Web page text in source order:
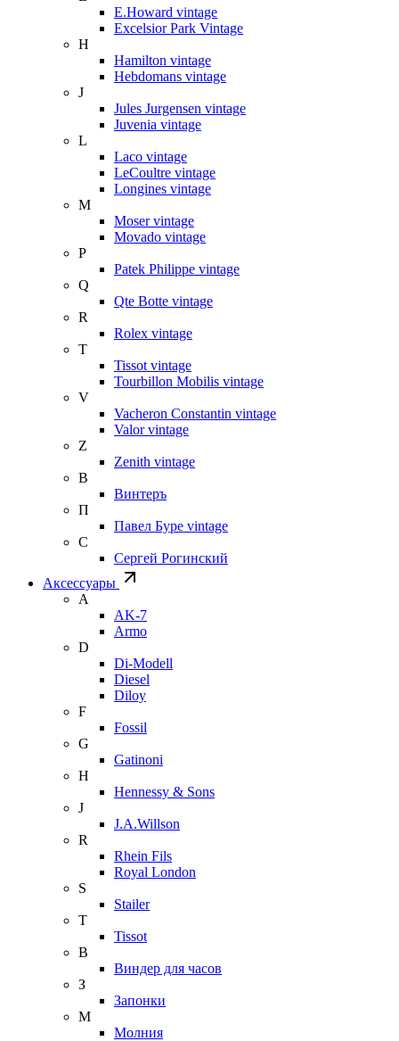
E.Howard vintage
Excelsior Park Vintage
H
Hamilton vintage
Hebdomans vintage
J
Jules Jurgensen vintage
Juvenia vintage
L
Laco vintage
LeCoultre vintage
Longines vintage
M
Moser vintage
Movado vintage
P
Patek Philippe vintage
Q
Qte Botte vintage
R
Rolex vintage
T
Tissot vintage
Tourbillon Mobilis vintage
V
Vacheron Constantin vintage
Valor vintage
Z
Zenith vintage
В
Винтеръ
П
Павел Буре vintage
С
Сергей Рогинский
Аксессуары
A
AK-7
Armo
D
Di-Modell
Diesel
Diloy
F
Fossil
G
Gatinoni
H
Hennessy & Sons
J
J.A.Willson
R
Rhein Fils
Royal London
S
Stailer
T
Tissot
В
Виндер для часов
З
Запонки
М
Молния